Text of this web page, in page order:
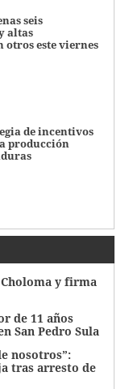
seis
altas
otros este viernes
de incentivos
producción
y firma
de 11 años
San Pedro Sula
nosotros”:
tras arresto de